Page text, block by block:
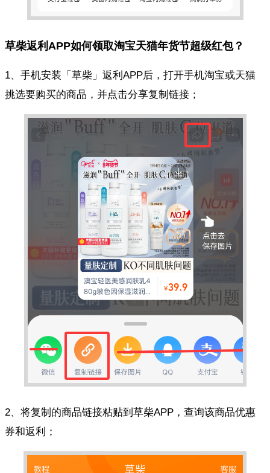
草柴返利APP如何领取淘宝天猫年货节超级红包？
1、手机安装「草柴」返利APP后，打开手机淘宝或天猫
挑选要购买的商品，并点击分享复制链接；
2、将复制的商品链接粘贴到草柴APP，查询该商品优惠
券和返利；